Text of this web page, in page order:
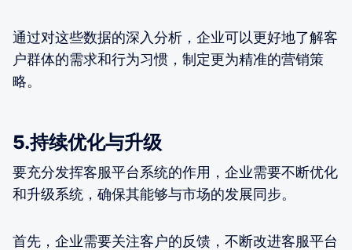
通过对这些数据的深入分析，企业可以更好地了解客
户群体的需求和行为习惯，制定更为精准的营销策
略。
5.持续优化与升级
要充分发挥客服平台系统的作用，企业需要不断优化
和升级系统，确保其能够与市场的发展同步。
首先，企业需要关注客户的反馈，不断改进客服平台